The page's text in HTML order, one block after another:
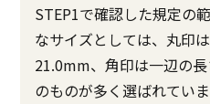
STEP1で確認した規定の
なサイズとしては、丸印
21.0mm、角印は一辺の
のものが多く選ばれていま